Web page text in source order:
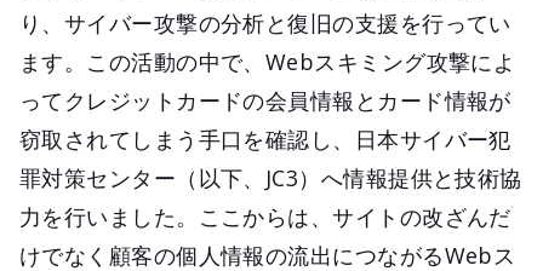
り、サイバー攻撃の分析と復旧の支援を行ってい
ます。この活動の中で、Webスキミング攻撃によ
ってクレジットカードの会員情報とカード情報が
窃取されてしまう手口を確認し、日本サイバー犯
罪対策センター（以下、JC3）へ情報提供と技術協
力を行いました。ここからは、サイトの改ざんだ
けでなく顧客の個人情報の流出につながるWebス